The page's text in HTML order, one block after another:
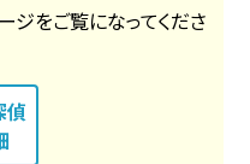
ジをご覧になってくださ
偵